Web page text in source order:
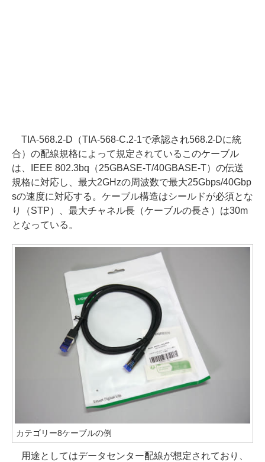
TIA-568.2-D（TIA-568-C.2-1で承認され568.2-Dに統
合）の配線規格によって規定されているこのケーブル
は、IEEE 802.3bq（25GBASE-T/40GBASE-T）の伝送
規格に対応し、最大2GHzの周波数で最大25Gbps/40Gbp
sの速度に対応する。ケーブル構造はシールドが必須とな
り（STP）、最大チャネル長（ケーブルの長さ）は30m
となっている。
カテゴリー8ケーブルの例
用途としてはデータセンター配線が想定されており、